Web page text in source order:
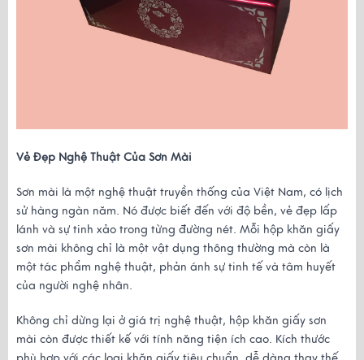
Vẻ Đẹp Nghệ Thuật Của Sơn Mài
Sơn mài là một nghệ thuật truyền thống của Việt Nam, có lịch
sử hàng ngàn năm. Nó được biết đến với độ bền, vẻ đẹp lấp
lánh và sự tinh xảo trong từng đường nét. Mỗi hộp khăn giấy
sơn mài không chỉ là một vật dụng thông thường mà còn là
một tác phẩm nghệ thuật, phản ánh sự tinh tế và tâm huyết
của người nghệ nhân.
Không chỉ dừng lại ở giá trị nghệ thuật, hộp khăn giấy sơn
mài còn được thiết kế với tính năng tiện ích cao. Kích thước